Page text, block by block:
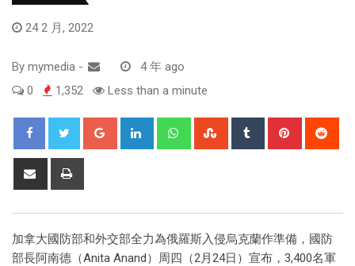
24 2 月, 2022
By mymedia -
4 年 ago
0
1,352 Less than a minute
加拿大國防部和外交部全力為俄羅斯入侵烏克蘭作準備，國防
部長阿南德（Anita Anand）周四（2月24日）宣布，3,400名軍